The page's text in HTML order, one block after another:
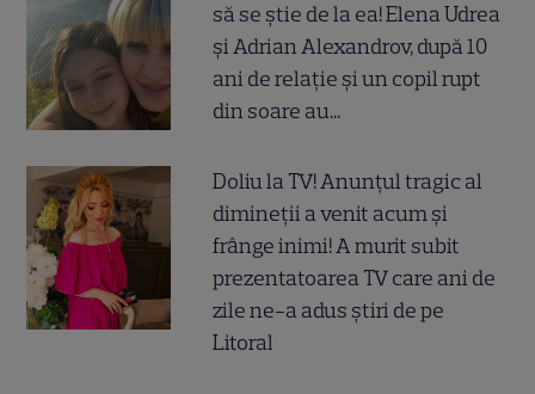
să se știe de la ea! Elena Udrea
și Adrian Alexandrov, după 10
ani de relație și un copil rupt
din soare au...
Doliu la TV! Anunțul tragic al
dimineții a venit acum și
frânge inimi! A murit subit
prezentatoarea TV care ani de
zile ne-a adus știri de pe
Litoral